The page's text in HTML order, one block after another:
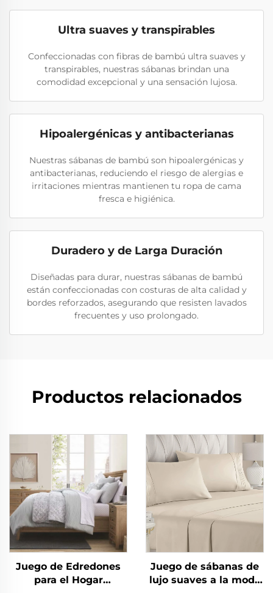
Ultra suaves y transpirables
Confeccionadas con fibras de bambú ultra suaves y
transpirables, nuestras sábanas brindan una
comodidad excepcional y una sensación lujosa.
Hipoalergénicas y antibacterianas
Nuestras sábanas de bambú son hipoalergénicas y
antibacterianas, reduciendo el riesgo de alergias e
irritaciones mientras mantienen tu ropa de cama
fresca e higiénica.
Duradero y de Larga Duración
Diseñadas para durar, nuestras sábanas de bambú
están confeccionadas con costuras de alta calidad y
bordes reforzados, asegurando que resisten lavados
frecuentes y uso prolongado.
Productos relacionados
Juego de Edredones
para el Hogar
Juego de sábanas de
lujo suaves a la moda